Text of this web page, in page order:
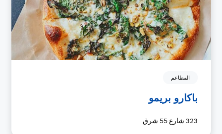
المطاعم
باكارو بريمو
323 شارع 55 شرق